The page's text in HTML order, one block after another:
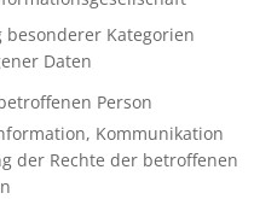
besonderer Kategorien
Daten
Person
Kommunikation
der Rechte der betroffenen